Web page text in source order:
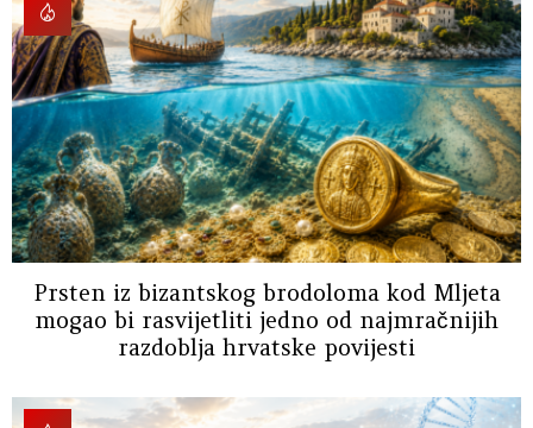
Prsten iz bizantskog brodoloma kod Mljeta
mogao bi rasvijetliti jedno od najmračnijih
razdoblja hrvatske povijesti